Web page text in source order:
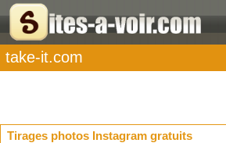
take-it.com
Tirages photos Instagram gratuits